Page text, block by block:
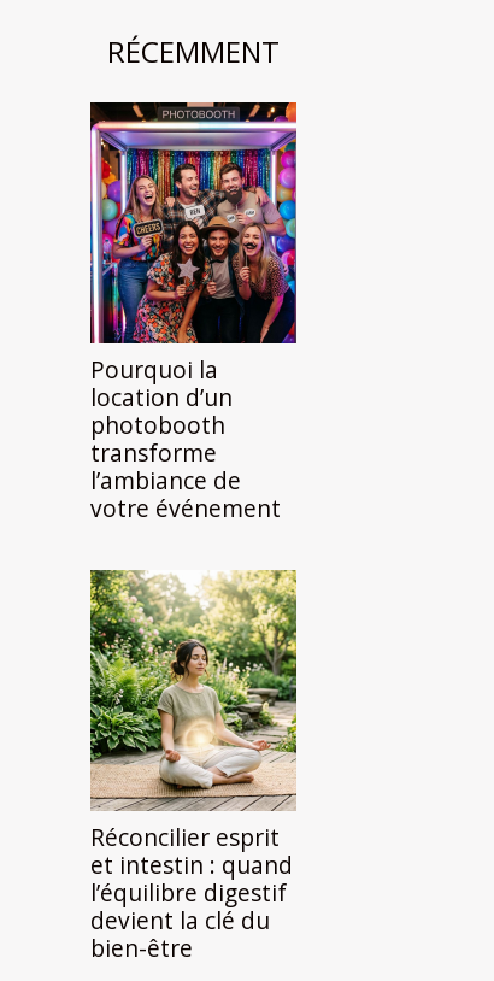
RÉCEMMENT
Pourquoi la
location d’un
photobooth
transforme
l’ambiance de
votre événement
Réconcilier esprit
et intestin : quand
l’équilibre digestif
devient la clé du
bien-être